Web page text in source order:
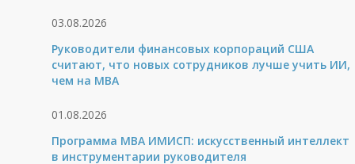
03.08.2026
Руководители финансовых корпораций США
считают, что новых сотрудников лучше учить ИИ,
чем на МВА
01.08.2026
Программа MBA ИМИСП: искусственный интеллект
в инструментарии руководителя